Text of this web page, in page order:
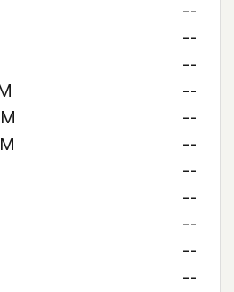
--
--
--
--
--
--
--
--
--
--
--